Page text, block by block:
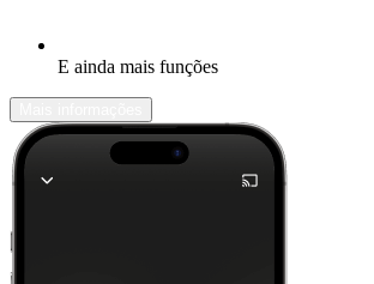
E ainda mais funções